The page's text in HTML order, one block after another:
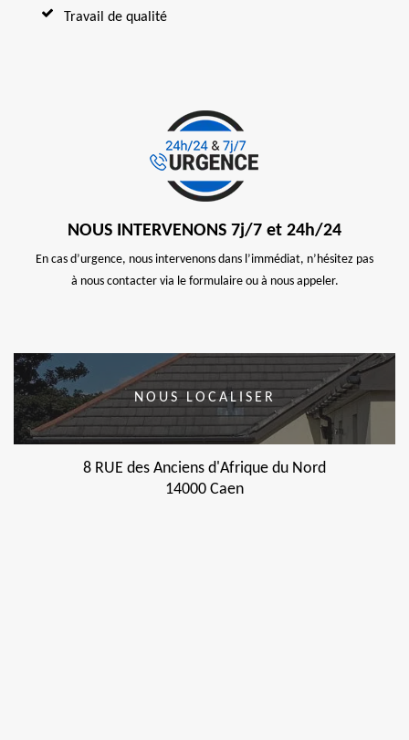
Travail de qualité
NOUS INTERVENONS 7j/7 et 24h/24
En cas d’urgence, nous intervenons dans l’immédiat, n’hésitez pas
à nous contacter via le formulaire ou à nous appeler.
NOUS LOCALISER
8 RUE des Anciens d'Afrique du Nord
14000 Caen